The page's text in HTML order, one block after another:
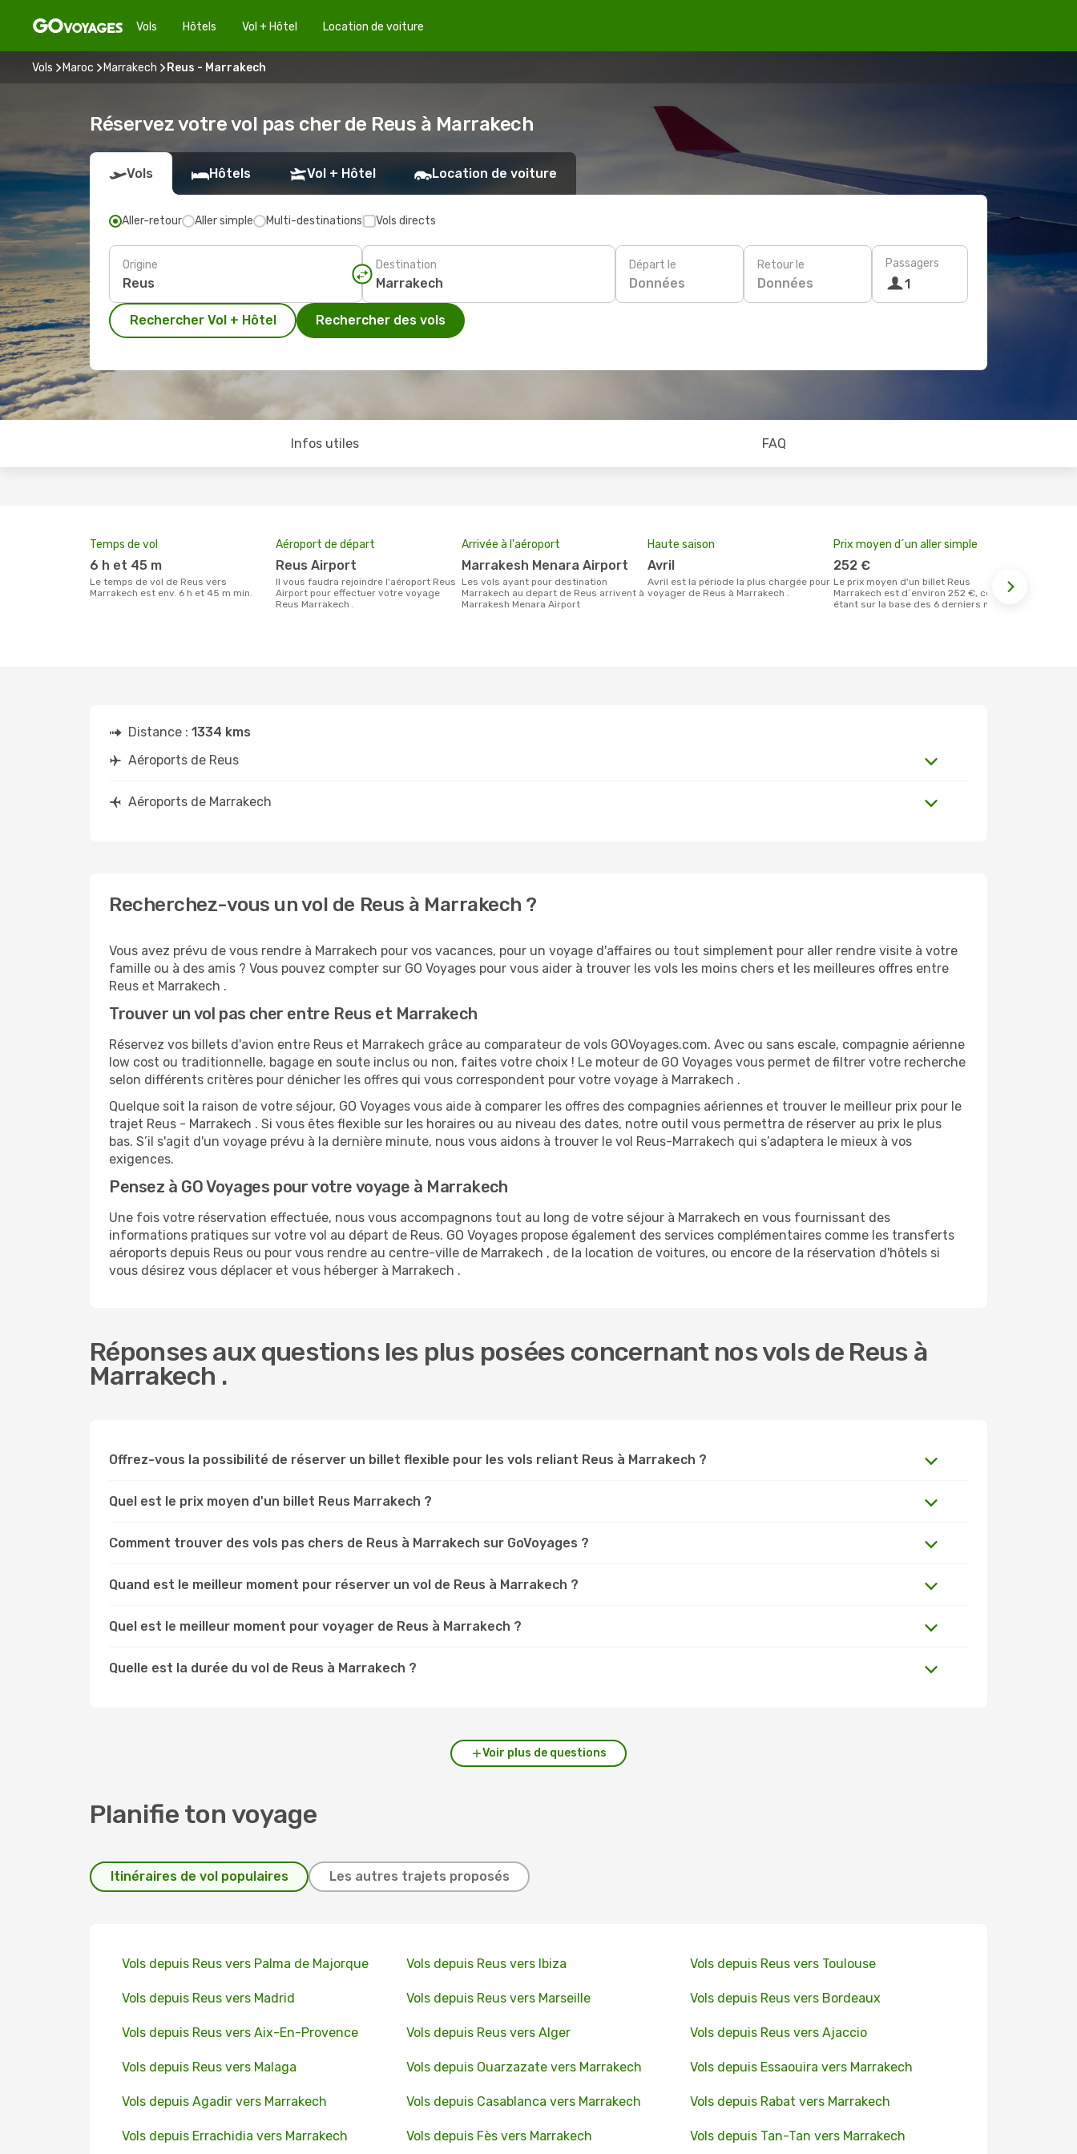
Vols Hôtels Vol + Hôtel Location de voiture
Vols Maroc Marrakech Reus - Marrakech
Réservez votre vol pas cher de Reus à Marrakech
Vols Hôtels Vol + Hôtel Location de voiture
Aller-retour Aller simple Multi-destinations Vols directs
Origine Destination Départ le
Données
Retour le
Données
Passagers
1
Rechercher Vol + Hôtel Rechercher des vols
Infos utiles FAQ
Temps de vol
6 h et 45 m
Le temps de vol de Reus vers
Marrakech est env. 6 h et 45 m min.
Aéroport de départ
Reus Airport
Il vous faudra rejoindre l'aéroport Reus
Airport pour effectuer votre voyage
Reus Marrakech .
Arrivée à l'aéroport
Marrakesh Menara Airport
Les vols ayant pour destination
Marrakech au depart de Reus arrivent à
Marrakesh Menara Airport
Haute saison
avril
avril est la période la plus chargée pour
voyager de Reus à Marrakech .
Prix moyen d´un aller simple
252 €
Le prix moyen d'un billet Reus
Marrakech est d´environ 252 €, ce prix
étant sur la base des 6 derniers mois.
Distance : 1334 kms
Aéroports de Reus
Aéroports de Marrakech
Recherchez-vous un vol de Reus à Marrakech ?
Vous avez prévu de vous rendre à Marrakech pour vos vacances, pour un voyage d'affaires ou tout simplement pour aller rendre visite à votre
famille ou à des amis ? Vous pouvez compter sur GO Voyages pour vous aider à trouver les vols les moins chers et les meilleures offres entre
Reus et Marrakech .
Trouver un vol pas cher entre Reus et Marrakech
Réservez vos billets d'avion entre Reus et Marrakech grâce au comparateur de vols GOVoyages.com. Avec ou sans escale, compagnie aérienne
low cost ou traditionnelle, bagage en soute inclus ou non, faites votre choix ! Le moteur de GO Voyages vous permet de filtrer votre recherche
selon différents critères pour dénicher les offres qui vous correspondent pour votre voyage à Marrakech .
Quelque soit la raison de votre séjour, GO Voyages vous aide à comparer les offres des compagnies aériennes et trouver le meilleur prix pour le
trajet Reus - Marrakech . Si vous êtes flexible sur les horaires ou au niveau des dates, notre outil vous permettra de réserver au prix le plus
bas. S’il s'agit d'un voyage prévu à la dernière minute, nous vous aidons à trouver le vol Reus-Marrakech qui s’adaptera le mieux à vos
exigences.
Pensez à GO Voyages pour votre voyage à Marrakech
Une fois votre réservation effectuée, nous vous accompagnons tout au long de votre séjour à Marrakech en vous fournissant des
informations pratiques sur votre vol au départ de Reus. GO Voyages propose également des services complémentaires comme les transferts
aéroports depuis Reus ou pour vous rendre au centre-ville de Marrakech , de la location de voitures, ou encore de la réservation d'hôtels si
vous désirez vous déplacer et vous héberger à Marrakech .
Réponses aux questions les plus posées concernant nos vols de Reus à
Marrakech .
Offrez-vous la possibilité de réserver un billet flexible pour les vols reliant Reus à Marrakech ?
Quel est le prix moyen d'un billet Reus Marrakech ?
Comment trouver des vols pas chers de Reus à Marrakech sur GoVoyages ?
Quand est le meilleur moment pour réserver un vol de Reus à Marrakech ?
Quel est le meilleur moment pour voyager de Reus à Marrakech ?
Quelle est la durée du vol de Reus à Marrakech ?
Voir plus de questions
Planifie ton voyage
Itinéraires de vol populaires Les autres trajets proposés
Vols depuis Reus vers Palma de Majorque Vols depuis Reus vers Ibiza Vols depuis Reus vers Toulouse
Vols depuis Reus vers Madrid Vols depuis Reus vers Marseille Vols depuis Reus vers Bordeaux
Vols depuis Reus vers Aix-En-Provence Vols depuis Reus vers Alger Vols depuis Reus vers Ajaccio
Vols depuis Reus vers Malaga Vols depuis Ouarzazate vers Marrakech Vols depuis Essaouira vers Marrakech
Vols depuis Agadir vers Marrakech Vols depuis Casablanca vers Marrakech Vols depuis Rabat vers Marrakech
Vols depuis Errachidia vers Marrakech Vols depuis Fès vers Marrakech Vols depuis Tan-Tan vers Marrakech